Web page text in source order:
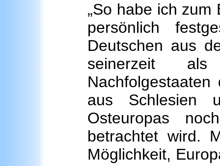
„So habe ich
persönlich
Deutschen aus
seinerzeit
aus Schlesien
Osteuropas
betrachtet wird.
Möglichkeit,